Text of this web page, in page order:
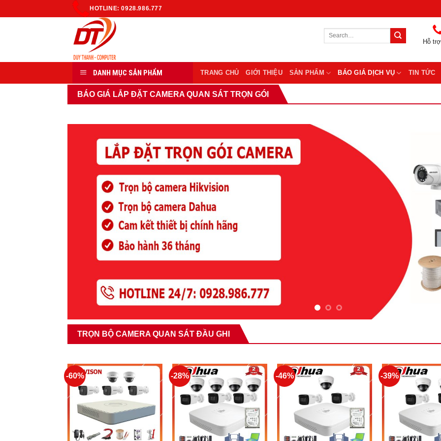
to
HOTLINE: 0928.986.777
Search
Hỗ
DANH MỤC SẢN PHẨM TRANG CHỦ GIỚI THIỆU SẢN PHẨM BÁO GIÁ DỊCH VỤ TIN TỨC
BÁO GIÁ LẮP ĐẶT CAMERA QUAN SÁT TRỌN GÓI
TRỌN BỘ CAMERA QUAN SÁT ĐẦU GHI
-60% -28% -46% -39%